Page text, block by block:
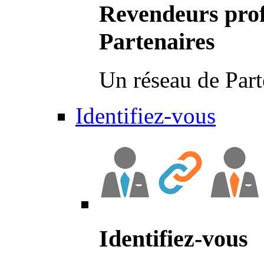
Revendeurs
Partenaires
Un réseau de
Identifiez-vous
Identifiez-vous